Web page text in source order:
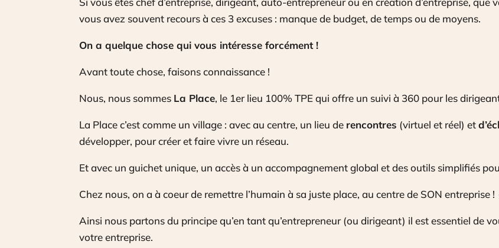
vous avez souvent recours à ces 3 excuses : manque de budget, de temps ou de moyens.
On a quelque chose qui vous intéresse forcément !
Avant toute chose, faisons connaissance !
Nous, nous sommes La Place, le 1er lieu 100% TPE qui offre un suivi à 360 pour les
La Place c’est comme un village : avec au centre, un lieu de rencontres (virtuel et réel) et
développer, pour créer et faire vivre un réseau.
Et avec un guichet unique, un accès à un accompagnement global et des outils simplifiés
Chez nous, on a à coeur de remettre l’humain à sa juste place, au centre de SON entreprise !
Ainsi nous partons du principe qu’en tant qu’entrepreneur (ou dirigeant) il est essentiel de
votre entreprise.